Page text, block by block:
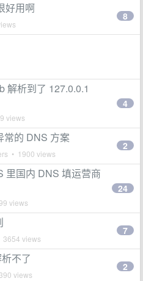
好用啊
8
解析到了 127.0.0.1
views
4
常的 DNS 方案
• 1900 views
2
里国内 DNS 填运营商
views
24
3654 views
7
不了
views
2